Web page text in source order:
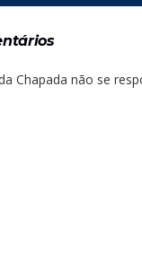
Chapada não se